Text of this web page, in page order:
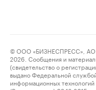
© ООО «БИЗНЕСПРЕСС», АО
2026. Сообщения и
(свидетельство о
выдано Федеральной
информационных